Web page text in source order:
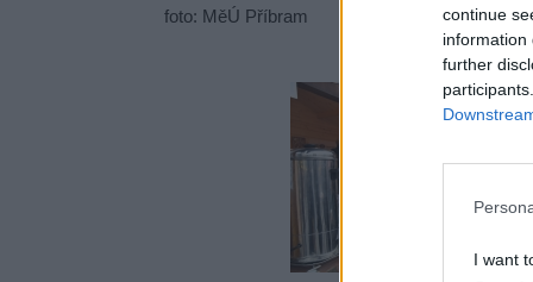
continue
information
further
I want
foto: MěÚ Příbram